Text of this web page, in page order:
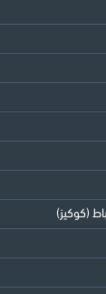
(كوكيز)